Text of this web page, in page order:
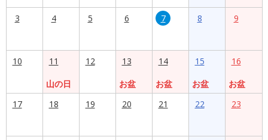
3 4 5 6 7 8 9
10
11
山の日
12
13
お盆
14
お盆
15
お盆
16
お盆
17
18 19 20 21 22 23